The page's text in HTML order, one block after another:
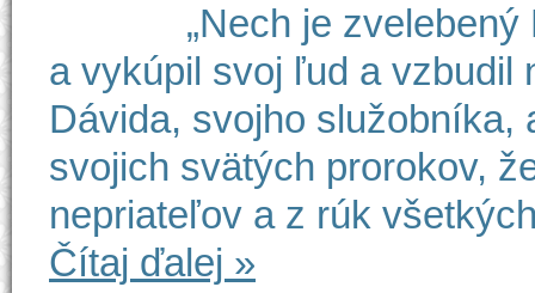
„Nech je
a vykúpil svoj ľud a vzbudil
Dávida, svojho služobníka,
svojich svätých prorokov,
nepriateľov a z rúk
Čítaj ďalej »